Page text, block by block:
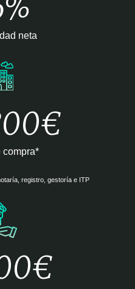
neta
compra*
registro, gestoría e ITP